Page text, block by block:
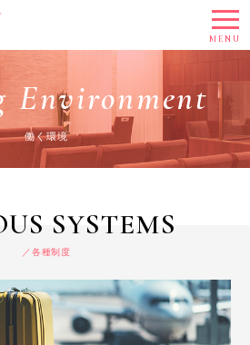
MENU
Environment
働く環境
SYSTEMS
各種制度